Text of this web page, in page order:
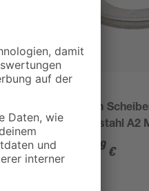
Stück
toom
Edelstahl A2
mm 50 Stück
89 €